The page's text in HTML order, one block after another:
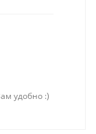
удобно :)